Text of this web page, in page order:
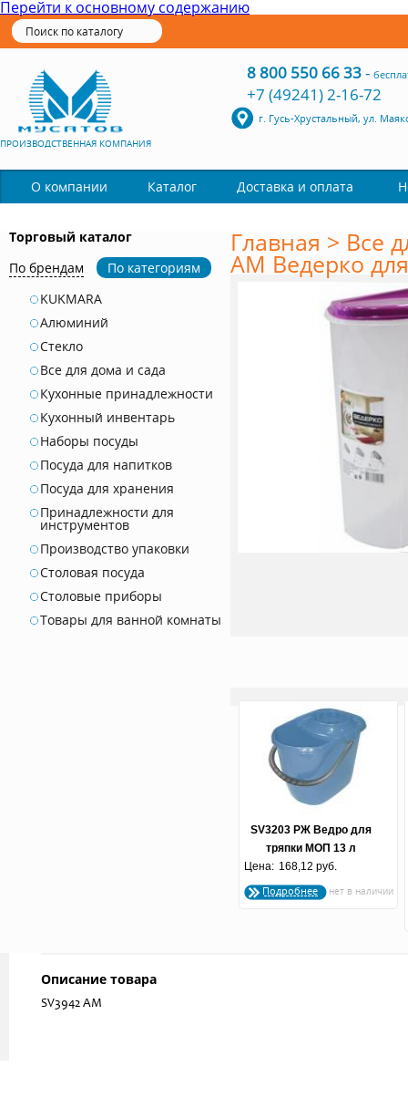
Перейти к основному содержанию
ПРОИЗВОДСТВЕННАЯ КОМПАНИЯ
8 800 550 66 33-
+7 (49241) 2-16-72
г. Гусь-Хрустальный, ул.
О компании Каталог Доставка и оплата
Торговый каталог
По брендам
По категориям
KUKMARA
Алюминий
Стекло
Все для дома и сада
Кухонные принадлежности
Кухонный инвентарь
Наборы посуды
Посуда для напитков
Посуда для хранения
Принадлежности для
инструментов
Производство упаковки
Столовая посуда
Столовые приборы
Товары для ванной комнаты
Главная > Все
АМ Ведерко
SV3203 РЖ Ведро для
тряпки МОП 13 л
оранжевый
Цена: 168,12 руб.
Подробнее
Описание товара
SV3942 АМ